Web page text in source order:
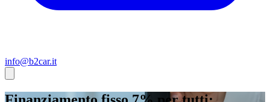
info@b2car.it